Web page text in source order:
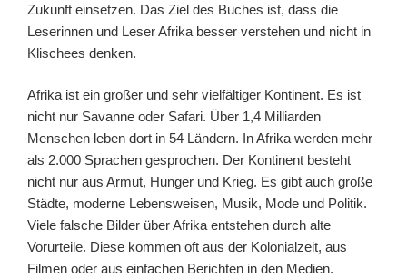
Zukunft einsetzen. Das Ziel des Buches ist, dass die
Leserinnen und Leser Afrika besser verstehen und nicht in
Klischees denken.
Afrika ist ein großer und sehr vielfältiger Kontinent. Es ist
nicht nur Savanne oder Safari. Über 1,4 Milliarden
Menschen leben dort in 54 Ländern. In Afrika werden mehr
als 2.000 Sprachen gesprochen. Der Kontinent besteht
nicht nur aus Armut, Hunger und Krieg. Es gibt auch große
Städte, moderne Lebensweisen, Musik, Mode und Politik.
Viele falsche Bilder über Afrika entstehen durch alte
Vorurteile. Diese kommen oft aus der Kolonialzeit, aus
Filmen oder aus einfachen Berichten in den Medien.